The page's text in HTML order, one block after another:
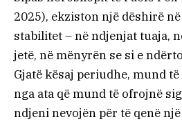
2025), ekziston një dëshirë
stabilitet – në ndjenjat tuaja,
jetë, në mënyrën se si e
Gjatë kësaj periudhe, mund
nga ata që mund të ofrojnë
ndjeni nevojën për të qenë